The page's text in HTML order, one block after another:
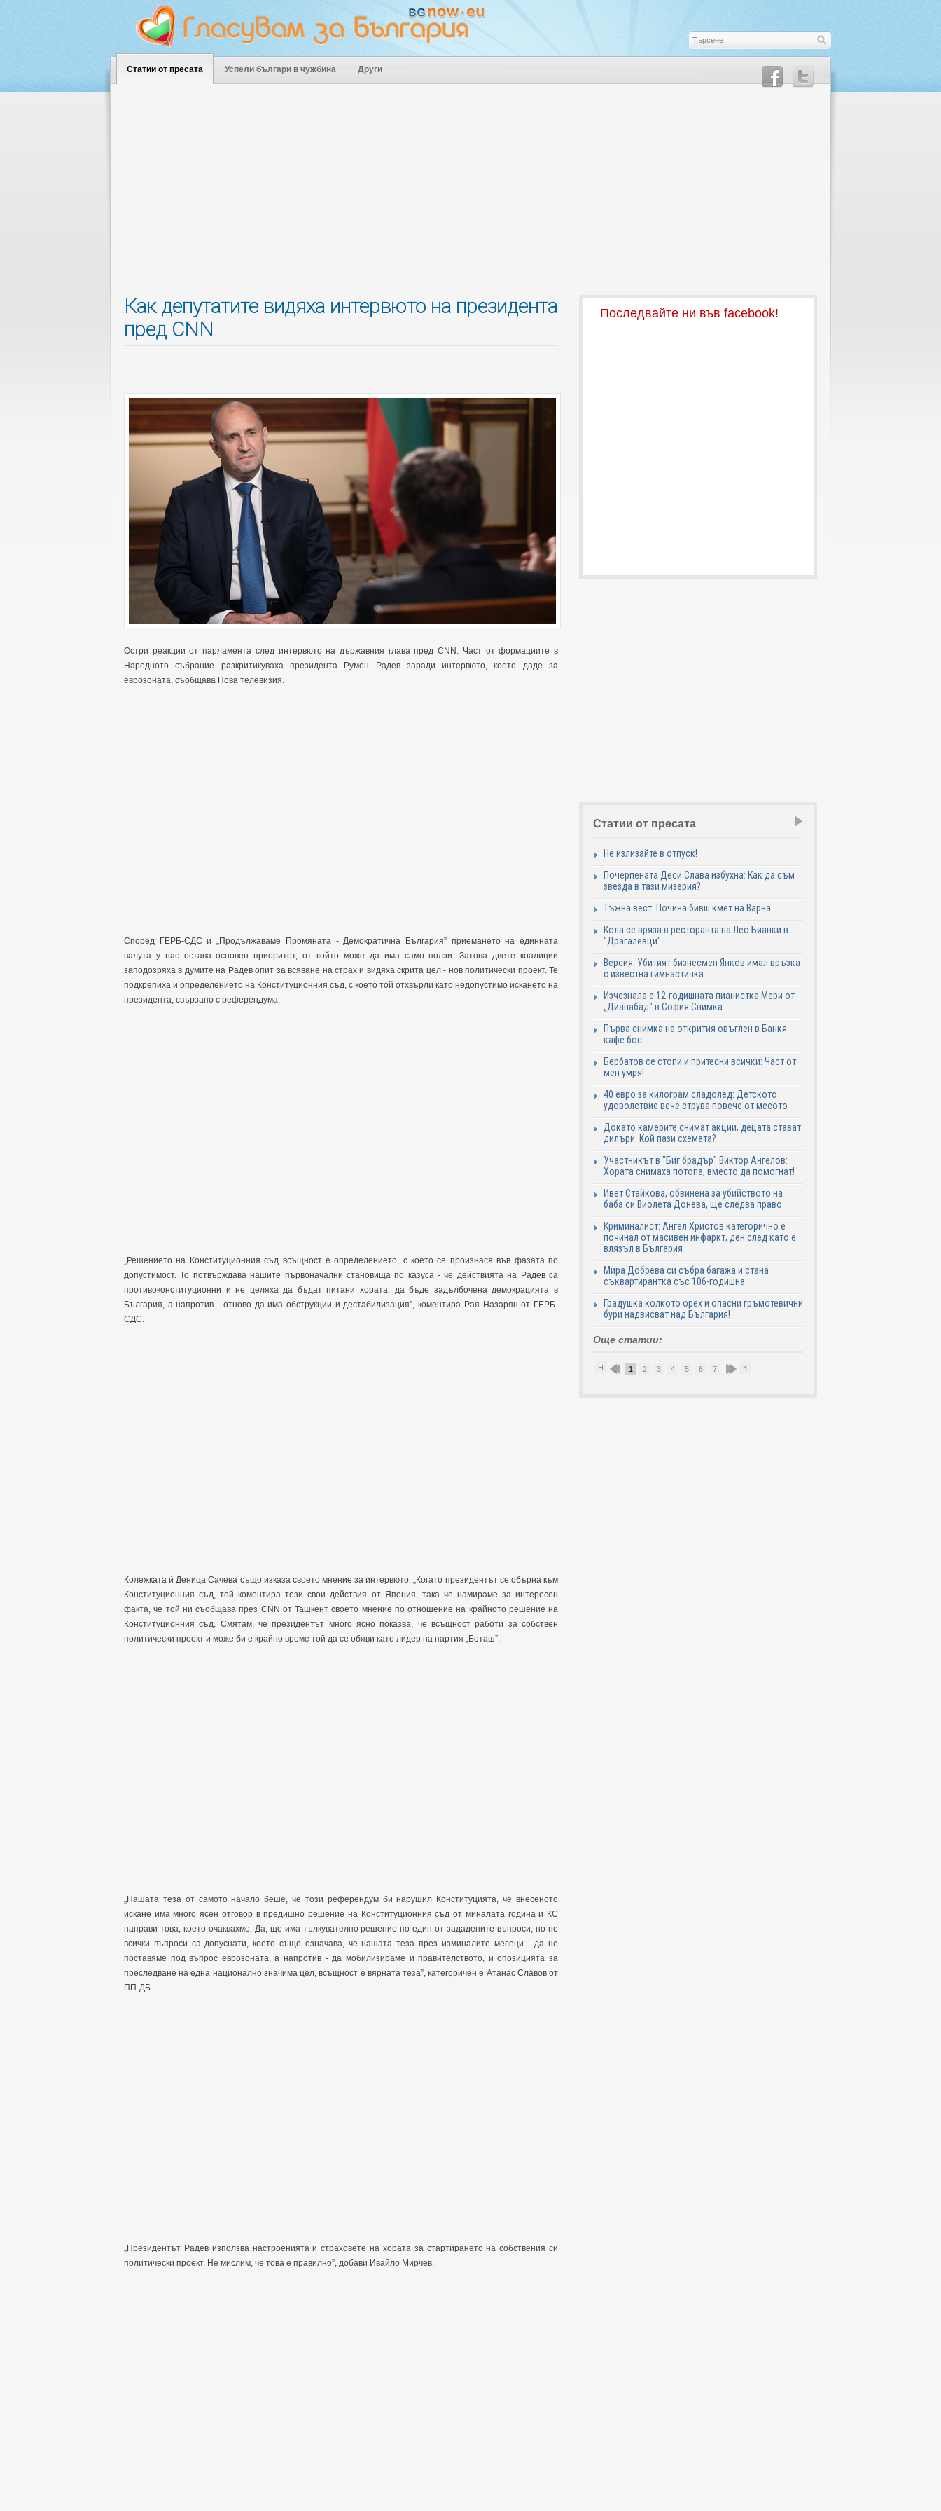
Статии от пресата Успели българи в чужбина Други
Как депутатите видяха интервюто на президента
пред CNN
Остри реакции от парламента след интервюто на държавния глава пред CNN. Част от формациите в
Народното събрание разкритикуваха президента Румен Радев заради интервюто, което даде за
еврозоната, съобщава Нова телевизия.
Според ГЕРБ-СДС и „Продължаваме Промяната - Демократична България” приемането на единната
валута у нас остава основен приоритет, от който може да има само ползи. Затова двете коалиции
заподозряха в думите на Радев опит за всяване на страх и видяха скрита цел - нов политически проект. Те
подкрепиха и определението на Конституционния съд, с което той отхвърли като недопустимо искането на
президента, свързано с референдума.
„Решението на Конституционния съд всъщност е определението, с което се произнася във фазата по
допустимост. То потвърждава нашите първоначални становища по казуса - че действията на Радев са
противоконституционни и не целяха да бъдат питани хората, да бъде задълбочена демокрацията в
България, а напротив - отново да има обструкции и дестабилизация”, коментира Рая Назарян от ГЕРБ-
СДС.
Колежката ѝ Деница Сачева също изказа своето мнение за интервюто: „Когато президентът се обърна към
Конституционния съд, той коментира тези свои действия от Япония, така че намираме за интересен
факта, че той ни съобщава през CNN от Ташкент своето мнение по отношение на крайното решение на
Конституционния съд. Смятам, че президентът много ясно показва, че всъщност работи за собствен
политически проект и може би е крайно време той да се обяви като лидер на партия „Боташ”.
„Нашата теза от самото начало беше, че този референдум би нарушил Конституцията, че внесеното
искане има много ясен отговор в предишно решение на Конституционния съд от миналата година и КС
направи това, което очаквахме. Да, ще има тълкувателно решение по един от зададените въпроси, но не
всички въпроси са допуснати, което също означава, че нашата теза през изминалите месеци - да не
поставяме под въпрос еврозоната, а напротив - да мобилизираме и правителството, и опозицията за
преследване на една национално значима цел, всъщност е вярната теза”, категоричен е Атанас Славов от
ПП-ДБ.
„Президентът Радев използва настроенията и страховете на хората за стартирането на собствения си
политически проект. Не мислим, че това е правилно”, добави Ивайло Мирчев.
Последвайте ни във facebook!
Статии от пресата
Не излизайте в отпуск!
Почерпената Деси Слава избухна: Как да съм
звезда в тази мизерия?
Тъжна вест: Почина бивш кмет на Варна
Кола се вряза в ресторанта на Лео Бианки в
"Драгалевци"
Версия: Убитият бизнесмен Янков имал връзка
с известна гимнастичка
Изчезнала е 12-годишната пианистка Мери от
„Дианабад" в София Снимка
Първа снимка на открития овъглен в Банкя
кафе бос
Бербатов се стопи и притесни всички: Част от
мен умря!
40 евро за килограм сладолед: Детското
удоволствие вече струва повече от месото
Докато камерите снимат акции, децата стават
дилъри. Кой пази схемата?
Участникът в "Биг брадър" Виктор Ангелов:
Хората снимаха потопа, вместо да помогнат!
Ивет Стайкова, обвинена за убийството на
баба си Виолета Донева, ще следва право
Криминалист: Ангел Христов категорично е
починал от масивен инфаркт, ден след като е
влязъл в България
Мира Добрева си събра багажа и стана
съквартирантка със 106-годишна
Градушка колкото орех и опасни гръмотевични
бури надвисват над България!
Още статии:
Н 1 2 3 4 5 6 7 8 9К